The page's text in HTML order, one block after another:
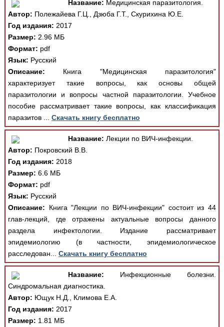
Название: Медицинская паразитология.
Автор: Полежайева Г.Ц., Дзюба Г.Т., Скурихина Ю.Е.
Год издания: 2017
Размер: 2.96 МБ
Формат: pdf
Язык: Русский
Описание: Книга "Медицинская паразитология"
характеризует такие вопросы, как основы общей
паразитологии и вопросы частной паразитологии. Учебное
пособие рассматривает такие вопросы, как классификация
паразитов ... Скачать книгу бесплатно
Название: Лекции по ВИЧ-инфекции.
Автор: Покровский В.В.
Год издания: 2018
Размер: 6.6 МБ
Формат: pdf
Язык: Русский
Описание: Книга "Лекции по ВИЧ-инфекции" состоит из 44
глав-лекций, где отражены актуальные вопросы данного
раздела инфектологии. Издание рассматривает
эпидемиологию (в частности, эпидемиологическое
расследован... Скачать книгу бесплатно
Название: Инфекционные болезни.
Синдромальная диагностика.
Автор: Ющук Н.Д., Климова Е.А.
Год издания: 2017
Размер: 1.81 МБ